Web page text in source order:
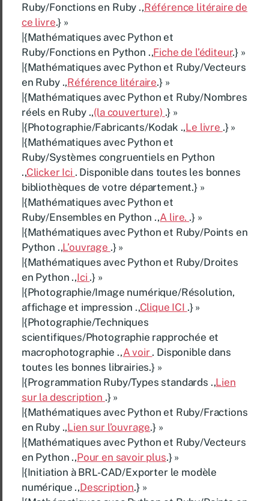
Ruby/Fonctions en Ruby .,Référence litéraire de
ce livre.} »
|{Mathématiques avec Python et
Ruby/Fonctions en Python .,Fiche de l’éditeur.} »
|{Mathématiques avec Python et Ruby/Vecteurs
en Ruby .,Référence litéraire.} »
|{Mathématiques avec Python et Ruby/Nombres
réels en Ruby .,(la couverture) .} »
|{Photographie/Fabricants/Kodak .,Le livre .} »
|{Mathématiques avec Python et
Ruby/Systèmes congruentiels en Python
.,Clicker Ici . Disponible dans toutes les bonnes
bibliothèques de votre département.} »
|{Mathématiques avec Python et
Ruby/Ensembles en Python .,A lire. .} »
|{Mathématiques avec Python et Ruby/Points en
Python .,L’ouvrage .} »
|{Mathématiques avec Python et Ruby/Droites
en Python .,Ici .} »
|{Photographie/Image numérique/Résolution,
affichage et impression .,Clique ICI .} »
|{Photographie/Techniques
scientifiques/Photographie rapprochée et
macrophotographie .,A voir . Disponible dans
toutes les bonnes librairies.} »
|{Programmation Ruby/Types standards .,Lien
sur la description .} »
|{Mathématiques avec Python et Ruby/Fractions
en Ruby .,Lien sur l’ouvrage.} »
|{Mathématiques avec Python et Ruby/Vecteurs
en Python .,Pour en savoir plus.} »
|{Initiation à BRL-CAD/Exporter le modèle
numérique .,Description.} »